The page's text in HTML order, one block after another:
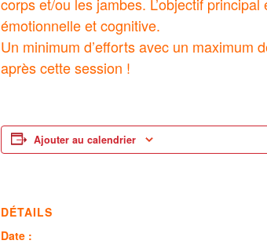
émotionnelle et cognitive.
Un minimum d’efforts avec un maximum
après cette session !
Ajouter au calendrier
DÉTAILS
Date :